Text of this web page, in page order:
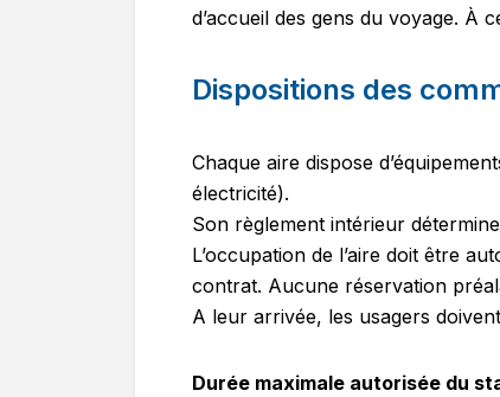
d’accueil des gens du voyage. À
Dispositions des
Chaque aire dispose
électricité).
Son règlement intérieur
L’occupation de l’aire doit être
contrat. Aucune réservation
A leur arrivée, les usagers
Durée maximale autorisée du